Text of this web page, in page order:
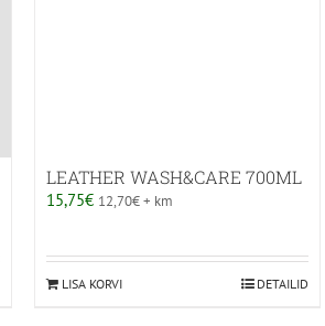
LEATHER WASH&CARE 700ML
15,75€ 12,70€+ km
LISA KORVI DETAILID